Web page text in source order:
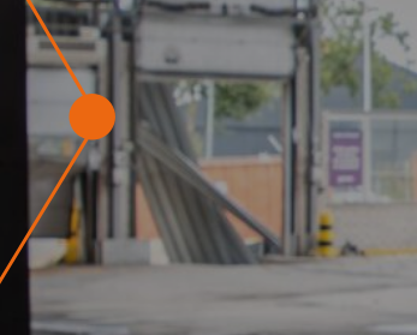
Projecten
Klantcases
Blogs
Werken bij